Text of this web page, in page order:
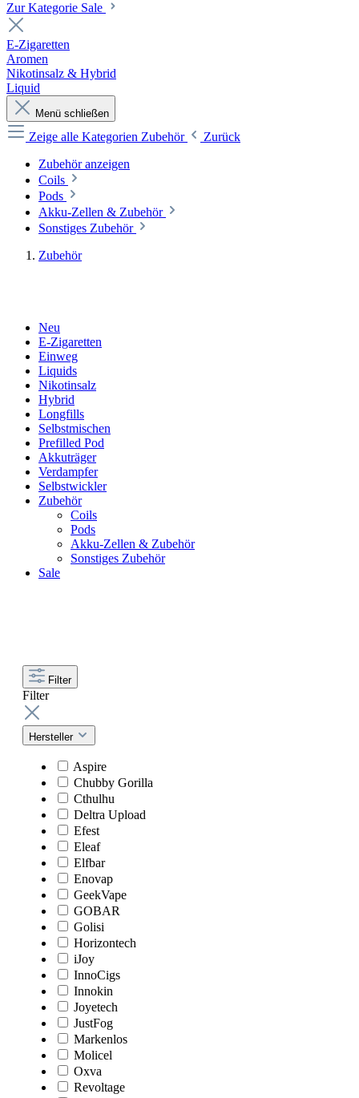
Zur Kategorie Sale
E-Zigaretten
Aromen
Nikotinsalz & Hybrid
Liquid
Menü schließen
Zeige alle Kategorien Zubehör
Zurück
Zubehör anzeigen
Coils
Pods
Akku-Zellen & Zubehör
Sonstiges Zubehör
Zubehör
Neu
E-Zigaretten
Einweg
Liquids
Nikotinsalz
Hybrid
Longfills
Selbstmischen
Prefilled Pod
Akkuträger
Verdampfer
Selbstwickler
Zubehör
Coils
Pods
Akku-Zellen & Zubehör
Sonstiges Zubehör
Sale
Filter
Filter
Hersteller
Aspire
Chubby Gorilla
Cthulhu
Deltra Upload
Efest
Eleaf
Elfbar
Enovap
GeekVape
GOBAR
Golisi
Horizontech
iJoy
InnoCigs
Innokin
Joyetech
JustFog
Markenlos
Molicel
Oxva
Revoltage